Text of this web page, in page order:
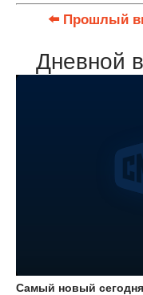
⬅️ Прошлый
Дневной
Самый новый